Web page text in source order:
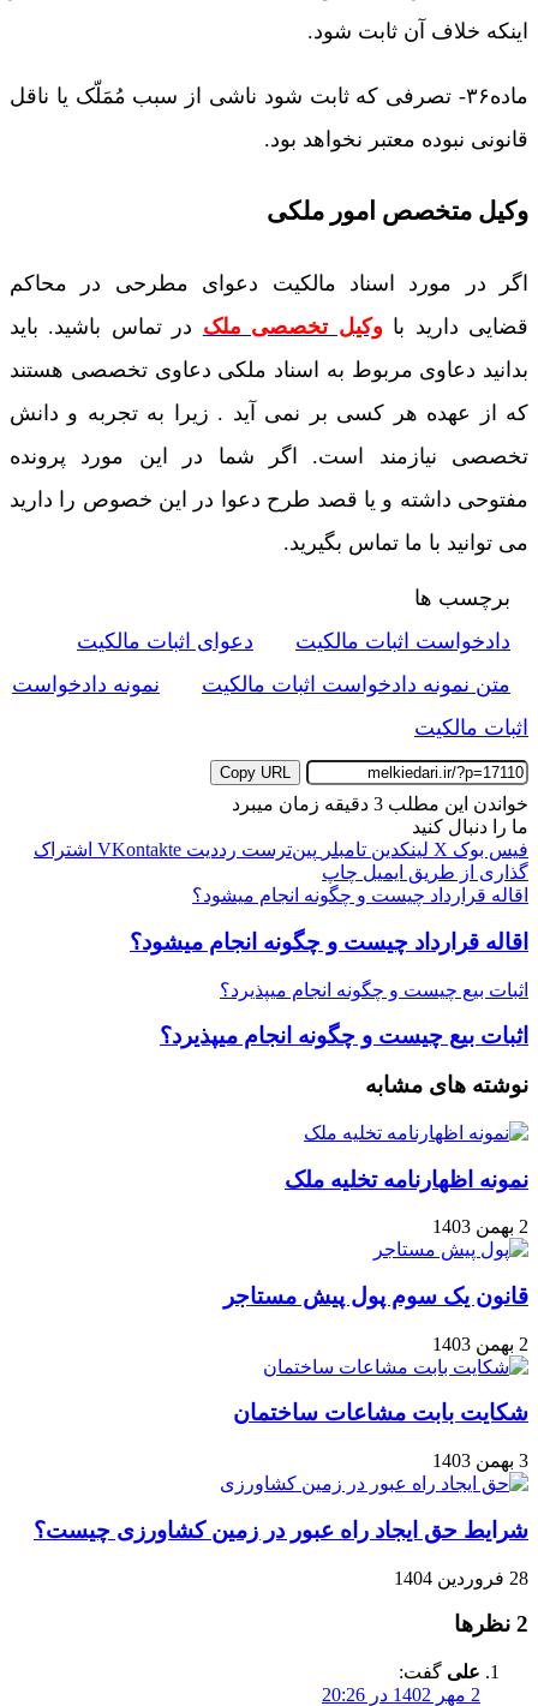
اینکه خلاف آن ثابت شود.
ماده۳۶- تصرفی که ثابت شود ناشی از سبب مُمَلّک یا ناقل
قانونی نبوده معتبر نخواهد بود.
وکیل متخصص امور ملکی
اگر در مورد اسناد مالکیت دعوای مطرحی در محاکم
قضایی دارید با وکیل تخصصی ملک در تماس باشید. باید
بدانید دعاوی مربوط به اسناد ملکی دعاوی تخصصی هستند
که از عهده هر کسی بر نمی آید . زیرا به تجربه و دانش
تخصصی نیازمند است. اگر شما در این مورد پرونده
مفتوحی داشته و یا قصد طرح دعوا در این خصوص را دارید
می توانید با ما تماس بگیرید.
برچسب ها
دادخواست اثبات مالکیت
دعوای اثبات مالکیت
متن نمونه دادخواست اثبات مالکیت
نمونه دادخواست
اثبات مالکیت
Copy URL
خواندن این مطلب 3 دقیقه زمان میبرد
ما را دنبال کنید
فیس بوک X لینکدین ‫تامبلر ‫پین‌ترست ‫رددیت ‫VKontakte اشتراک
گذاری از طریق ایمیل چاپ
اقاله قرارداد چیست و چگونه انجام میشود؟
اقاله قرارداد چیست و چگونه انجام میشود؟
اثبات بیع چیست و چگونه انجام میپذیرد؟
اثبات بیع چیست و چگونه انجام میپذیرد؟
نوشته های مشابه
نمونه اظهارنامه تخلیه ملک
2 بهمن 1403
قانون یک سوم پول پیش مستاجر
2 بهمن 1403
شکایت بابت مشاعات ساختمان
3 بهمن 1403
شرایط حق ایجاد راه عبور در زمین کشاورزی چیست؟
28 فروردین 1404
‫2 نظرها
علی گفت:
2 مهر 1402 در 20:26